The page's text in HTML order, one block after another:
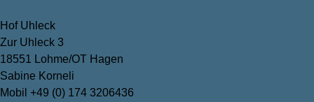
Hof Uhleck
Zur Uhleck 3
18551 Lohme/OT Hagen
Sabine Korneli
Mobil +49 (0) 174 3206436